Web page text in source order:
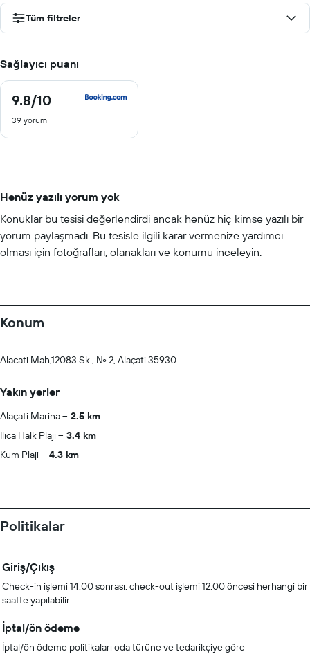
Tüm filtreler
Sağlayıcı puanı
9.8/10
9.8
10
39 yorum
Henüz yazılı yorum yok
Konuklar bu tesisi değerlendirdi ancak henüz hiç kimse yazılı bir
yorum paylaşmadı. Bu tesisle ilgili karar vermenize yardımcı
olması için fotoğrafları, olanakları ve konumu inceleyin.
Konum
Alacati Mah,12083 Sk., No. 2, Alaçati 35930
Yakın yerler
Alaçati Marina
2.5 km
Ilica Halk Plaji
3.4 km
Kum Plaji
4.3 km
Politikalar
Giriş/Çıkış
Check-in işlemi 14:00 sonrası, check-out işlemi 12:00 öncesi herhangi bir
saatte yapılabilir
İptal/ön ödeme
İptal/ön ödeme politikaları oda türüne ve tedarikçiye göre